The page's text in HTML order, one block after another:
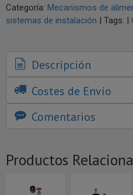
Categoría: Mecanismos de
sistemas de instalación | Tags: |
Descripción
Costes de Envío
Comentarios
Productos